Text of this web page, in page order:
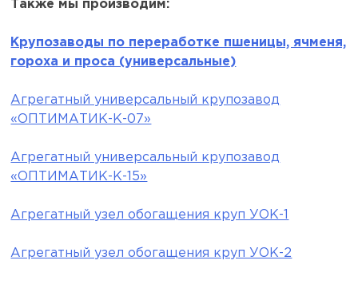
Также мы производим:
Крупозаводы по переработке пшеницы, ячменя,
гороха и проса (универсальные)
Агрегатный универсальный крупозавод
«ОПТИМАТИК-К-07»
Агрегатный универсальный крупозавод
«ОПТИМАТИК-К-15»
Агрегатный узел обогащения круп УОК-1
Агрегатный узел обогащения круп УОК-2